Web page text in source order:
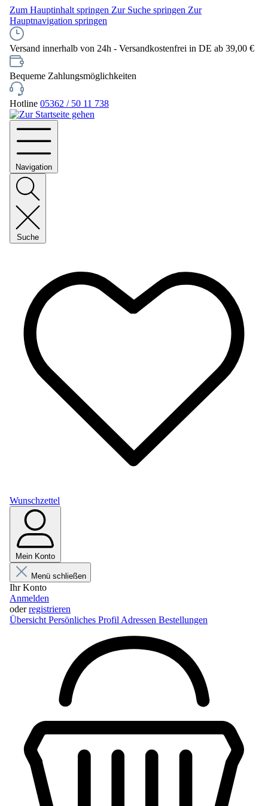
Zum Hauptinhalt springen Zur Suche springen Zur
Hauptnavigation springen
Versand innerhalb von 24h - Versandkostenfrei in DE ab 39,00 €
Bequeme Zahlungsmöglichkeiten
Hotline 05362 / 50 11 738
Navigation
Suche
Wunschzettel
Mein Konto
Menü schließen
Ihr Konto
Anmelden
oderregistrieren
Übersicht Persönliches Profil Adressen Bestellungen